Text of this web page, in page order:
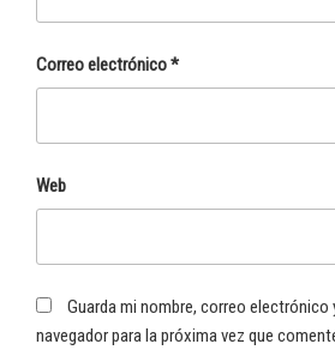
Correo electrónico*
Web
Guarda mi nombre, correo electrónico
navegador para la próxima vez que